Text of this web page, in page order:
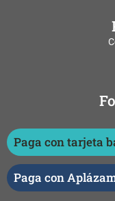
Paga con tarjeta
Paga con